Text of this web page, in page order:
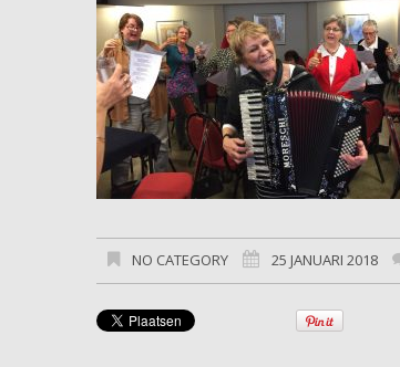
NO CATEGORY 25 JANUARI 2018